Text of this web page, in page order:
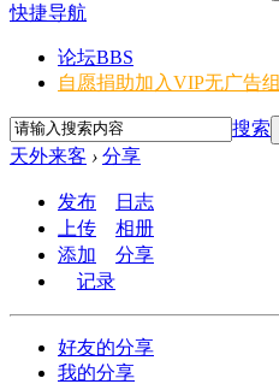
快捷导航
论坛BBS
自愿捐助加入VIP无广告组
搜索
天外来客 › 分享
发布
日志
上传
相册
添加
分享
记录
好友的分享
我的分享